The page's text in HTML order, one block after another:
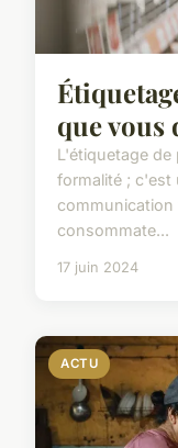
que vous
L'étiquetage
formalité ; c'est
communication
consommate...
17 juin 2024
ACTU